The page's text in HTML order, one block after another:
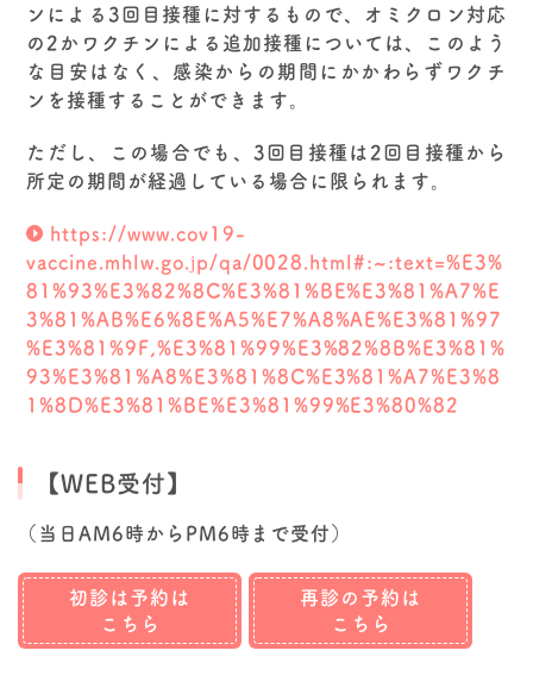
ンによる3回目接種に対するもので、オミクロン対応
の2かワクチンによる追加接種については、このよう
な目安はなく、感染からの期間にかかわらずワクチ
ンを接種することができます。
ただし、この場合でも、3回目接種は2回目接種から
所定の期間が経過している場合に限られます。
https://www.cov19-
vaccine.mhlw.go.jp/qa/0028.html#:~:text=%E3%
81%93%E3%82%8C%E3%81%BE%E3%81%A7%E
3%81%AB%E6%8E%A5%E7%A8%AE%E3%81%97
%E3%81%9F,%E3%81%99%E3%82%8B%E3%81%
93%E3%81%A8%E3%81%8C%E3%81%A7%E3%8
1%8D%E3%81%BE%E3%81%99%E3%80%82
【WEB受付】
（当日AM6時からPM6時まで受付）
初診は予約は
こちら
再診の予約は
こちら